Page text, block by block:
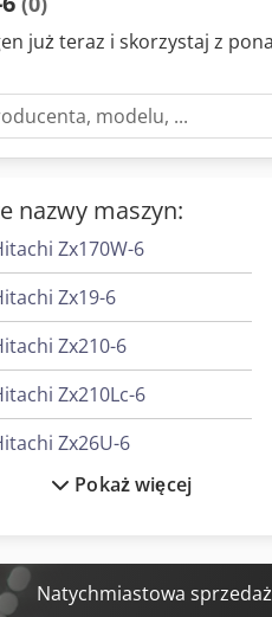
już teraz i skorzystaj z
nazwy maszyn:
Zx170W-6
Zx19-6
Zx210-6
Zx210Lc-6
Zx26U-6
Hitachi Zx300Lc-6
Hitachi Zx350Lc-6
Pokaż więcej
Natychmiastowa